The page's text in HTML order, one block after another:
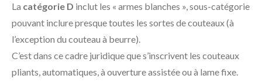
La catégorie D inclut les « armes blanches », sous-catégorie
pouvant inclure presque toutes les sortes de couteaux (à
l’exception du couteau à beurre).
C’est dans ce cadre juridique que s’inscrivent les couteaux
pliants, automatiques, à ouverture assistée ou à lame fixe.